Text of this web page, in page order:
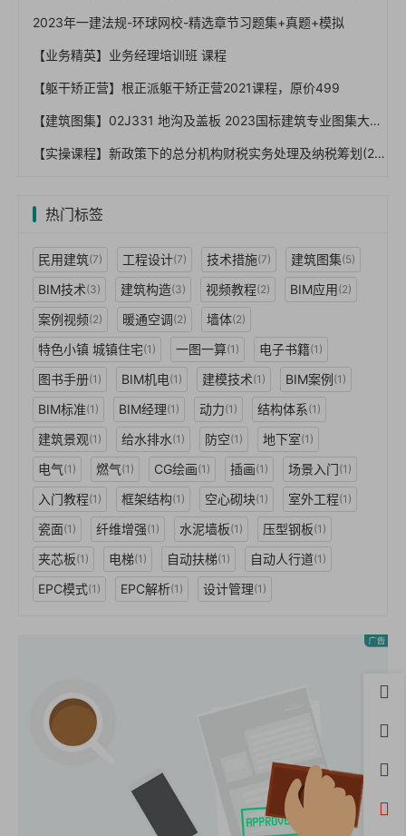
2023年一建法规-环球网校-精选章节习题集+真题+模拟
【业务精英】业务经理培训班 课程
【躯干矫正营】根正派躯干矫正营2021课程，原价499
【建筑图集】02J331 地沟及盖板 2023国标建筑专业图集大全】
【实操课程】新政策下的总分机构财税实务处理及纳税筹划(2022.01.08) 夸克网盘下载！
热门标签
民用建筑(7) 工程设计(7) 技术措施(7) 建筑图集(5)
BIM技术(3) 建筑构造(3) 视频教程(2) BIM应用(2)
案例视频(2) 暖通空调(2) 墙体(2)
特色小镇 城镇住宅(1) 一图一算(1) 电子书籍(1)
图书手册(1) BIM机电(1) 建模技术(1) BIM案例(1)
BIM标准(1) BIM经理(1) 动力(1) 结构体系(1)
建筑景观(1) 给水排水(1) 防空(1) 地下室(1)
电气(1) 燃气(1) CG绘画(1) 插画(1) 场景入门(1)
入门教程(1) 框架结构(1) 空心砌块(1) 室外工程(1)
瓷面(1) 纤维增强(1) 水泥墙板(1) 压型钢板(1)
夹芯板(1) 电梯(1) 自动扶梯(1) 自动人行道(1)
EPC模式(1) EPC解析(1) 设计管理(1)